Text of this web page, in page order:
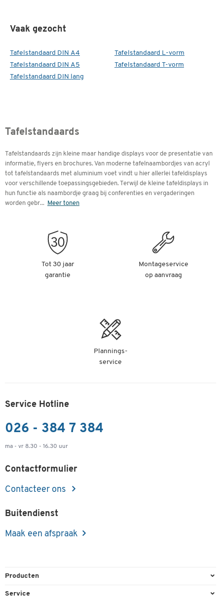
Vaak gezocht
Tafelstandaard DIN A4
Tafelstandaard DIN A5
Tafelstandaard DIN lang
Tafelstandaard L-vorm
Tafelstandaard T-vorm
Tafelstandaards
Tafelstandaards zijn kleine maar handige displays voor de presentatie van
informatie, flyers en brochures. Van moderne tafelnaambordjes van acryl
tot tafelstandaards met aluminium voet vindt u hier allerlei tafeldisplays
voor verschillende toepassingsgebieden. Terwijl de kleine tafeldisplays in
hun functie als naambordje graag bij conferenties en vergaderingen
worden gebr... Meer tonen
Tot 30 jaar
garantie
Montageservice
op aanvraag
Plannings-
service
Service Hotline
026 - 384 7 384
ma - vr 8.30 - 16.30 uur
Contactformulier
Contacteer ons
Buitendienst
Maak een afspraak
Producten
Kantoorbenodigdheden
Service